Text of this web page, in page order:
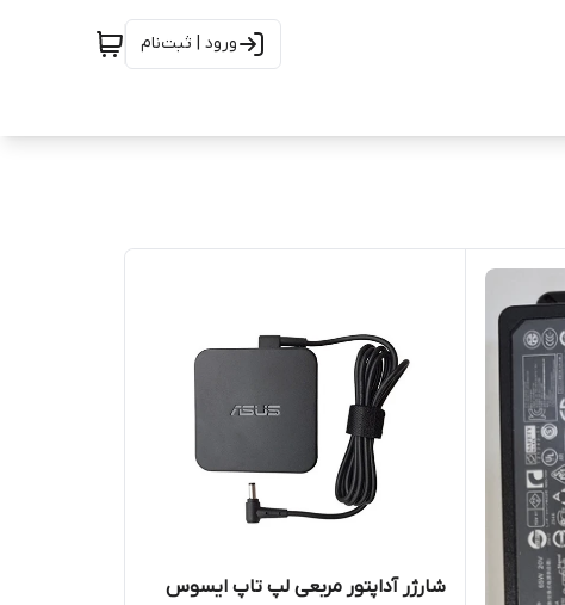
ورود | ثبت‌نام
شارژر آداپتور مربعی لپ تاپ ایسوس